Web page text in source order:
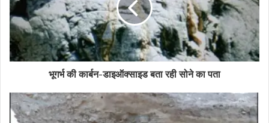
भूगर्भ की कार्बन-डाइऑक्साइड बता रही सोने का पता